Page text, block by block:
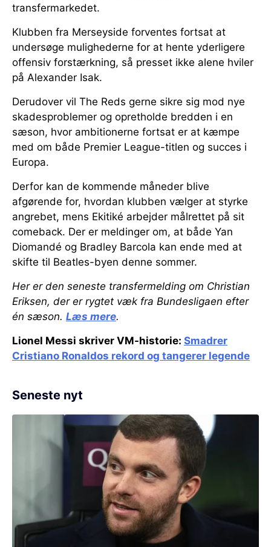
transfermarkedet.
Klubben fra Merseyside forventes fortsat at
undersøge mulighederne for at hente yderligere
offensiv forstærkning, så presset ikke alene hviler
på Alexander Isak.
Derudover vil The Reds gerne sikre sig mod nye
skadesproblemer og opretholde bredden i en
sæson, hvor ambitionerne fortsat er at kæmpe
med om både Premier League-titlen og succes i
Europa.
Derfor kan de kommende måneder blive
afgørende for, hvordan klubben vælger at styrke
angrebet, mens Ekitiké arbejder målrettet på sit
comeback. Der er meldinger om, at både Yan
Diomandé og Bradley Barcola kan ende med at
skifte til Beatles-byen denne sommer.
Her er den seneste transfermelding om Christian
Eriksen, der er rygtet væk fra Bundesligaen efter
én sæson. Læs mere.
Lionel Messi skriver VM-historie: Smadrer
Cristiano Ronaldos rekord og tangerer legende
Seneste nyt